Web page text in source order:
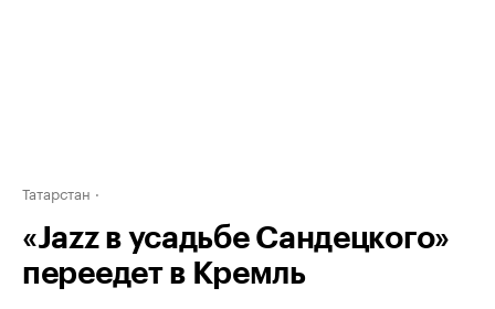
Татарстан
«Jazz в усадьбе Сандецкого»
переедет в Кремль